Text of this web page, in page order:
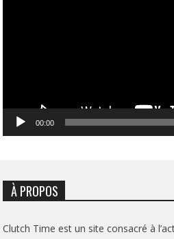
00:00
À PROPOS
Clutch Time est un site consacré à